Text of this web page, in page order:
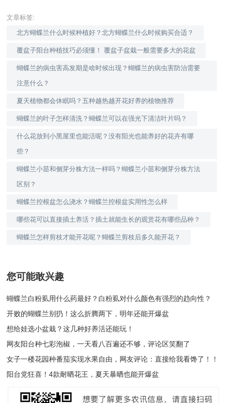
文章标签:
北方蝴蝶兰什么时候种植好？北方蝴蝶兰什么时候购买合适？
覆盆子阳台种植技巧必须懂！ 覆盆子盆栽一般需要多大的花盆
蝴蝶兰的病虫害高发期是啥时候出现？蝴蝶兰的病虫害防治需要
注意什么？
夏天植物都会休眠吗？五种越热越开花好养的植物推荐
蝴蝶兰的叶子怎样清洗？蝴蝶兰可以在强光下清洁叶片吗？
什么花放到小黑屋里也能活呢？没有阳光也能养好的花卉有哪
些？
蝴蝶兰小苗和侧芽分株方法一样吗？蝴蝶兰小苗和侧芽分株方法
区别？
蝴蝶兰控根盆怎么浇水？蝴蝶兰控根盆实用性怎么样
哪些花可以直接插土养活？插土就能生长的观赏花有哪些品种？
蝴蝶兰怎样剪枝才能开花呢？蝴蝶兰剪枝后多久能开花？
您可能敢兴趣
蝴蝶兰白粉虱用什么药最好？白粉虱对什么颜色有强烈的趋向性？
开败的蝴蝶兰别扔！这么折腾两下，明年还能开爆盆
想给娃选小盆栽？这几种好养活还能玩！
网友阳台种七彩泡椒，一天看八百遍还不够，评论区笑翻了
女子一楼花园种番茄实现水果自由，网友评论：直接给我看馋了！！
阳台党狂喜！4款耐晒花王，夏天暴晒也能开爆盆